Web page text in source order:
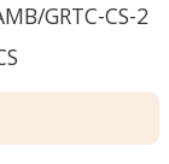
GRTC-CS-2